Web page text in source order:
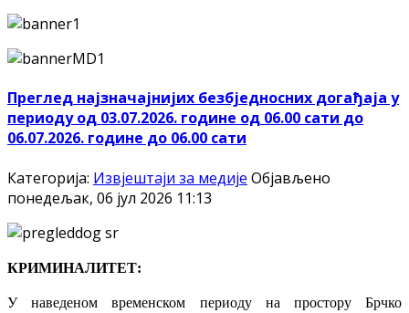
Преглед најзначајнијих безбједносних догађаја у
периоду од 03.07.2026. године од 06.00 сати до
06.07.2026. године до 06.00 сати
Категорија: Извјештаји за медије Објављено
понедељак, 06 јул 2026 11:13
КРИМИНАЛИТЕТ:
У наведеном временском периоду на простору Брчко